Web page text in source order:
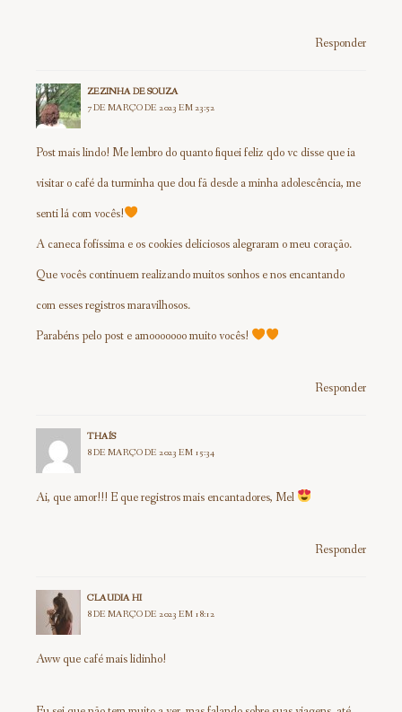
Responder
ZEZINHA DE SOUZA
7 DE MARÇO DE 2023 EM 23:52
Post mais lindo! Me lembro do quanto fiquei feliz qdo vc disse que ia
visitar o café da turminha que dou fã desde a minha adolescência, me
senti lá com vocês!
A caneca fofíssima e os cookies deliciosos alegraram o meu coração.
Que vocês continuem realizando muitos sonhos e nos encantando
com esses registros maravilhosos.
Parabéns pelo post e amooooooo muito vocês!
Responder
THAÍS
8 DE MARÇO DE 2023 EM 15:34
Ai, que amor!!! E que registros mais encantadores, Mel
Responder
CLAUDIA HI
8 DE MARÇO DE 2023 EM 18:12
Aww que café mais lidinho!